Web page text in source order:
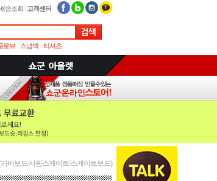
송조회 | 고객센터
로브 스냅백 티셔츠
카버보드/서핑스케이트/스케이트보드)